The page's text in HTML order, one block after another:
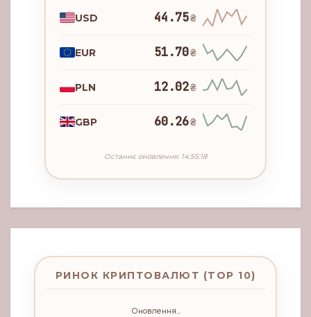
USD 44.75₴
EUR 51.70₴
PLN 12.02₴
GBP 60.26₴
Останнє оновлення: 14:55:18
РИНОК КРИПТОВАЛЮТ (TOP 10)
Оновлення...